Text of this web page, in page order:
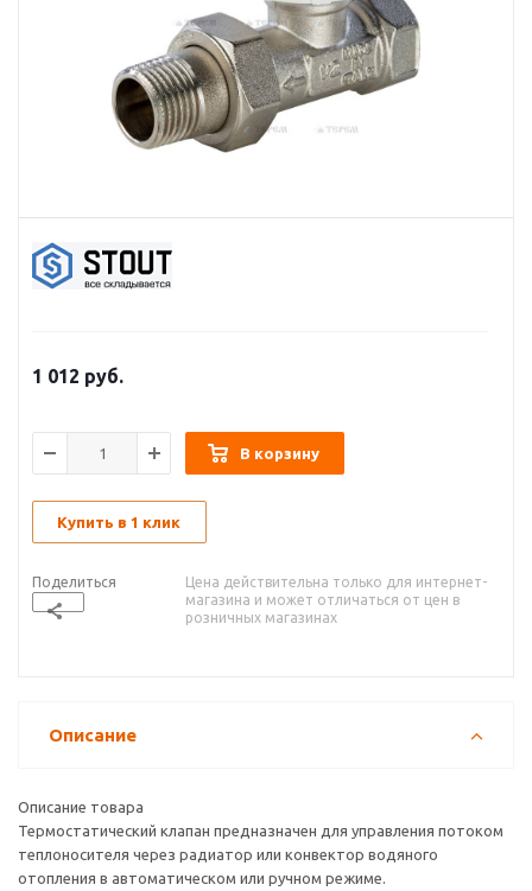
1 012 руб.
В корзину
Купить в 1 клик
Поделиться
Цена действительна только для интернет-
магазина и может отличаться от цен в
розничных магазинах
Описание
Описание товара
Термостатический клапан предназначен для управления потоком
теплоносителя через радиатор или конвектор водяного
отопления в автоматическом или ручном режиме.